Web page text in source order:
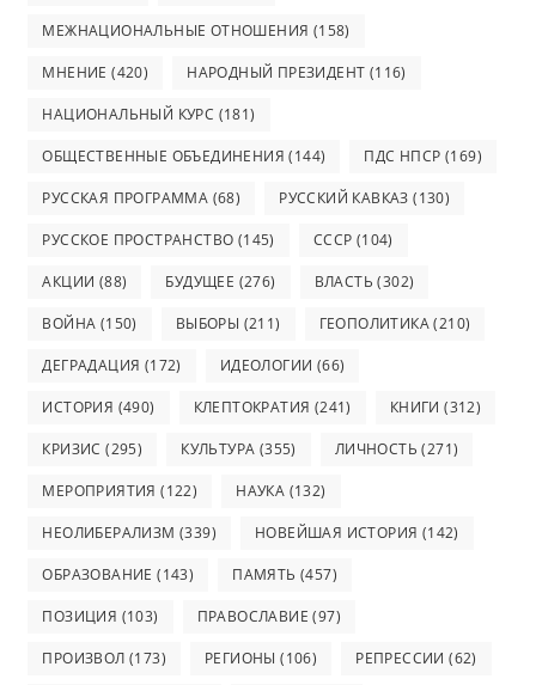
МЕЖНАЦИОНАЛЬНЫЕ ОТНОШЕНИЯ (158)
МНЕНИЕ (420) НАРОДНЫЙ ПРЕЗИДЕНТ (116)
НАЦИОНАЛЬНЫЙ КУРС (181)
ОБЩЕСТВЕННЫЕ ОБЪЕДИНЕНИЯ (144) ПДС НПСР (169)
РУССКАЯ ПРОГРАММА (68) РУССКИЙ КАВКАЗ (130)
РУССКОЕ ПРОСТРАНСТВО (145) СССР (104)
АКЦИИ (88) БУДУЩЕЕ (276) ВЛАСТЬ (302)
ВОЙНА (150) ВЫБОРЫ (211) ГЕОПОЛИТИКА(210)
ДЕГРАДАЦИЯ (172) ИДЕОЛОГИИ (66)
ИСТОРИЯ (490) КЛЕПТОКРАТИЯ (241) КНИГИ (312)
КРИЗИС (295) КУЛЬТУРА (355) ЛИЧНОСТЬ (271)
МЕРОПРИЯТИЯ (122) НАУКА (132)
НЕОЛИБЕРАЛИЗМ (339) НОВЕЙШАЯ ИСТОРИЯ (142)
ОБРАЗОВАНИЕ (143) ПАМЯТЬ (457)
ПОЗИЦИЯ (103) ПРАВОСЛАВИЕ (97)
ПРОИЗВОЛ (173) РЕГИОНЫ (106) РЕПРЕССИИ (62)